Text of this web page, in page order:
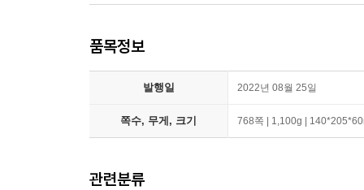
품목정보
발행일 2022년 08월 25일
쪽수, 무게, 크기 768쪽 | 1,100g |
관련분류